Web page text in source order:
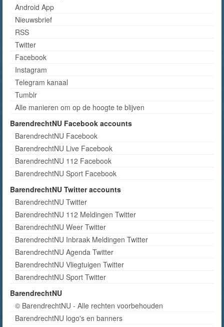
Android App
Nieuwsbrief
RSS
Twitter
Facebook
Instagram
Telegram kanaal
Tumblr
Alle manieren om op de hoogte te blijven
BarendrechtNU Facebook accounts
BarendrechtNU Facebook
BarendrechtNU Live Facebook
BarendrechtNU 112 Facebook
BarendrechtNU Sport Facebook
BarendrechtNU Twitter accounts
BarendrechtNU Twitter
BarendrechtNU 112 Meldingen Twitter
BarendrechtNU Weer Twitter
BarendrechtNU Inbraak Meldingen Twitter
BarendrechtNU Agenda Twitter
BarendrechtNU Vliegtuigen Twitter
BarendrechtNU Sport Twitter
BarendrechtNU
© BarendrechtNU - Alle rechten voorbehouden
BarendrechtNU logo's en banners